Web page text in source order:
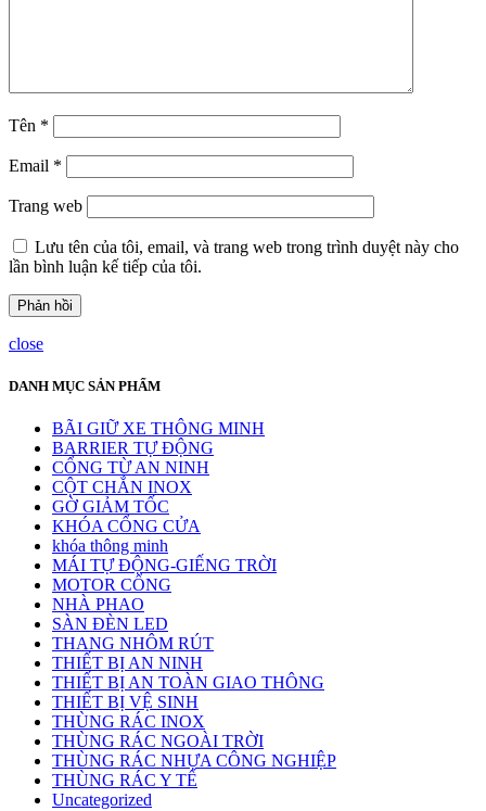
Tên *
Email *
Trang web
Lưu tên của tôi, email, và trang web trong trình duyệt này cho
lần bình luận kế tiếp của tôi.
close
DANH MỤC SẢN PHẨM
BÃI GIỮ XE THÔNG MINH
BARRIER TỰ ĐỘNG
CỔNG TỪ AN NINH
CỘT CHẮN INOX
GỜ GIẢM TỐC
KHÓA CỔNG CỬA
khóa thông minh
MÁI TỰ ĐỘNG-GIẾNG TRỜI
MOTOR CỔNG
NHÀ PHAO
SÀN ĐÈN LED
THANG NHÔM RÚT
THIẾT BỊ AN NINH
THIẾT BỊ AN TOÀN GIAO THÔNG
THIẾT BỊ VỆ SINH
THÙNG RÁC INOX
THÙNG RÁC NGOÀI TRỜI
THÙNG RÁC NHỰA CÔNG NGHIỆP
THÙNG RÁC Y TẾ
Uncategorized